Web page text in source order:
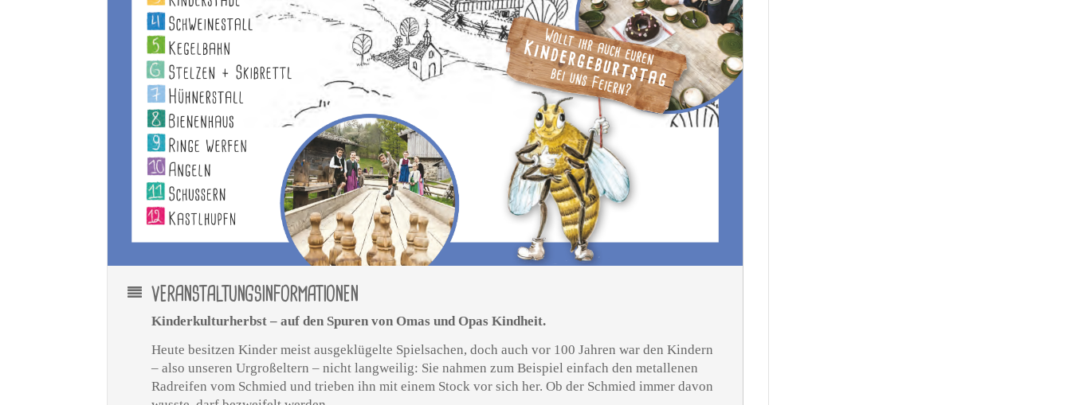
VERANSTALTUNGSINFORMATIONEN
Kinderkulturherbst – auf den Spuren von Omas und Opas Kindheit.
Heute besitzen Kinder meist ausgeklügelte Spielsachen, doch auch vor 100 Jahren war den Kindern
– also unseren Urgroßeltern – nicht langweilig: Sie nahmen zum Beispiel einfach den metallenen
Radreifen vom Schmied und trieben ihn mit einem Stock vor sich her. Ob der Schmied immer davon